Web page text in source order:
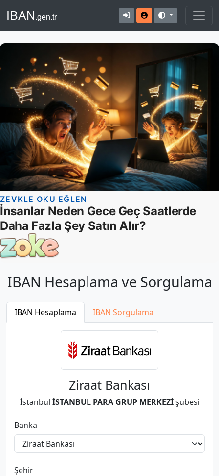
IBAN.gen.tr
IBAN Hesaplama ve Sorgulama
IBAN Hesaplama IBAN Sorgulama
Ziraat Bankası
İstanbul İSTANBUL PARA GRUP MERKEZİşubesi
Banka
Şehir